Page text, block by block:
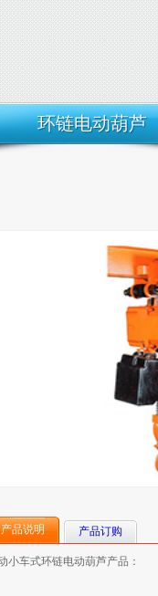
环链电动葫芦
产品说明 产品订购
小车式环链电动葫芦产品：